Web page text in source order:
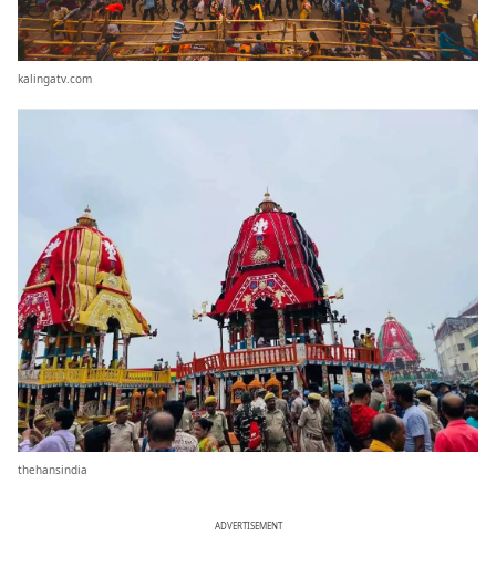
kalingatv.com
thehansindia
ADVERTISEMENT